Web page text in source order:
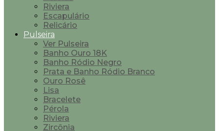
Riviera
Escapulário
Relicário
Pulseira
Ver Pulseira
Banho Ouro 18K
Banho Ródio Negro
Prata e Banho Ródio Branco
Ouro Rosê
Lisa
Bracelete
Pérola
Riviera
Zircônia